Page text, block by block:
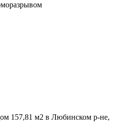
157,81 м2 в Любинском р-не,